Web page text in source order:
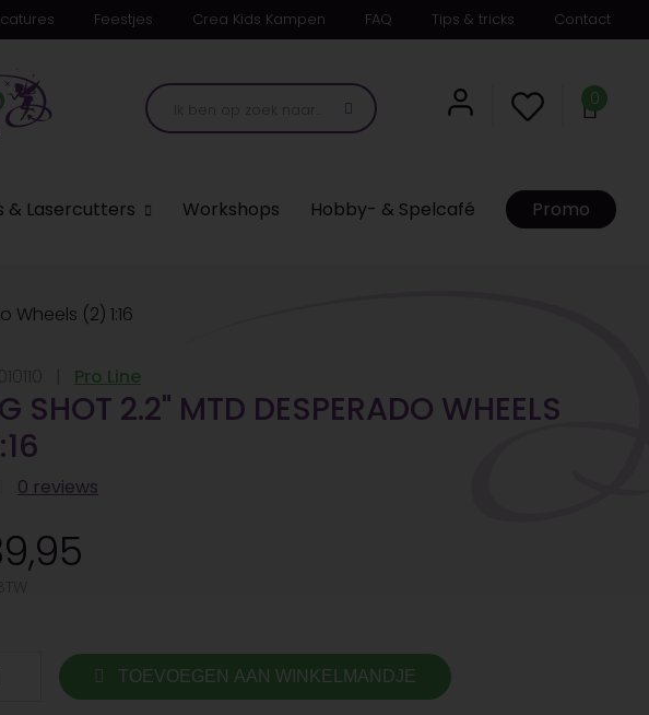
Feestjes Crea Kids Kampen FAQ Tips & tricks Contact
0
& Lasercutters Workshops Hobby- & Spelcafé Promo
Wheels (2) 1:16
Pro Line
SHOT 2.2" MTD DESPERADO WHEELS
0 reviews
TOEVOEGEN AAN WINKELMANDJE